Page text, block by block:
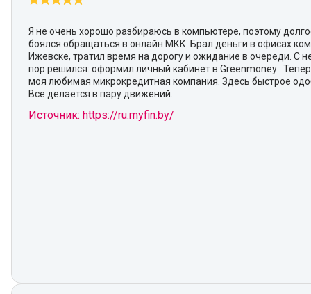
Я не очень хорошо разбираюсь в компьютере, поэтому
боялся обращаться в онлайн МКК. Брал деньги в офисах
Ижевске, тратил время на дорогу и ожидание в очереди. С
пор решился: оформил личный кабинет в Greenmoney .
моя любимая микрокредитная компания. Здесь быстрое
Все делается в пару движений.
Источник: https://ru.myfin.by/